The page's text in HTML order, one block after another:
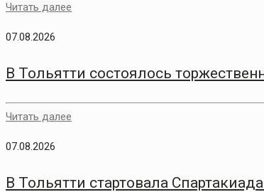
Читать далее
07.08.2026
В Тольятти состоялось
Читать далее
07.08.2026
В Тольятти стартовала